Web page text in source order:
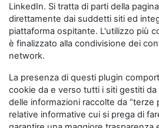
LinkedIn. Si tratta di parti della
direttamente dai suddetti siti ed
piattaforma ospitante. L'utilizzo più
è finalizzato alla condivisione dei
network.
La presenza di questi plugin
cookie da e verso tutti i siti gestiti
delle informazioni raccolte da “terze
relative informative cui si prega di